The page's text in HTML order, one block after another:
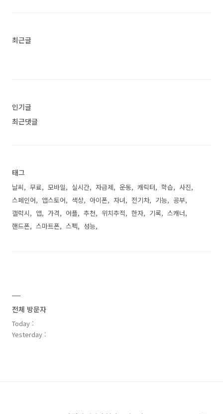
최근글
인기글
최근댓글
태그
날씨 무료 모바일 실시간 자급제 운동 캐릭터 학습
사진
스페인어
앱스토어 색상 아이폰 자녀 전기차 기능
공부
갤럭시
앱 가격 어플 추천 위치추적 한자 기록
스캐너
핸드폰
스마트폰 스펙 성능
전체 방문자
Today :
Yesterday :